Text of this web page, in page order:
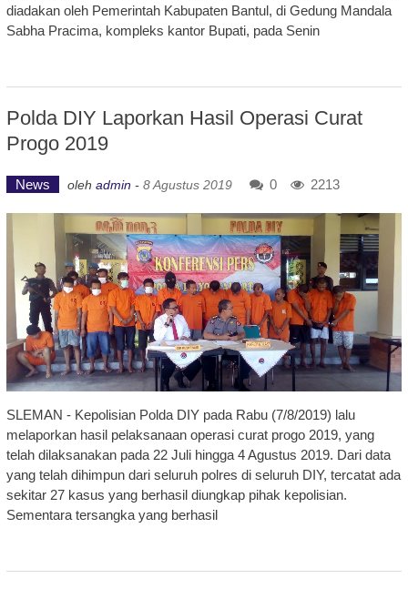
diadakan oleh Pemerintah Kabupaten Bantul, di Gedung Mandala
Sabha Pracima, kompleks kantor Bupati, pada Senin
Polda DIY Laporkan Hasil Operasi Curat
Progo 2019
News oleh admin - 8 Agustus 2019 0 2213
SLEMAN - Kepolisian Polda DIY pada Rabu (7/8/2019) lalu
melaporkan hasil pelaksanaan operasi curat progo 2019, yang
telah dilaksanakan pada 22 Juli hingga 4 Agustus 2019. Dari data
yang telah dihimpun dari seluruh polres di seluruh DIY, tercatat ada
sekitar 27 kasus yang berhasil diungkap pihak kepolisian.
Sementara tersangka yang berhasil